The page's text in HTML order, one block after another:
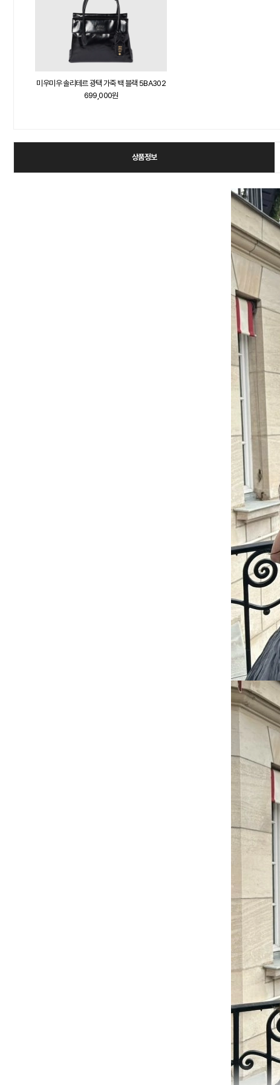
미우미우 솔리테르 광택 가죽 백 블랙 5BA302
699,000원
상품정보